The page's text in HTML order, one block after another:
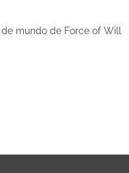
mundo de Force of Will